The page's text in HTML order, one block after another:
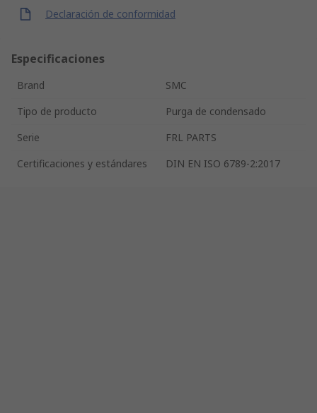
Declaración de conformidad
Especificaciones
Brand
SMC
Tipo de producto
Purga de condensado
Serie
FRL PARTS
Certificaciones y estándares
DIN EN ISO 6789-2:2017